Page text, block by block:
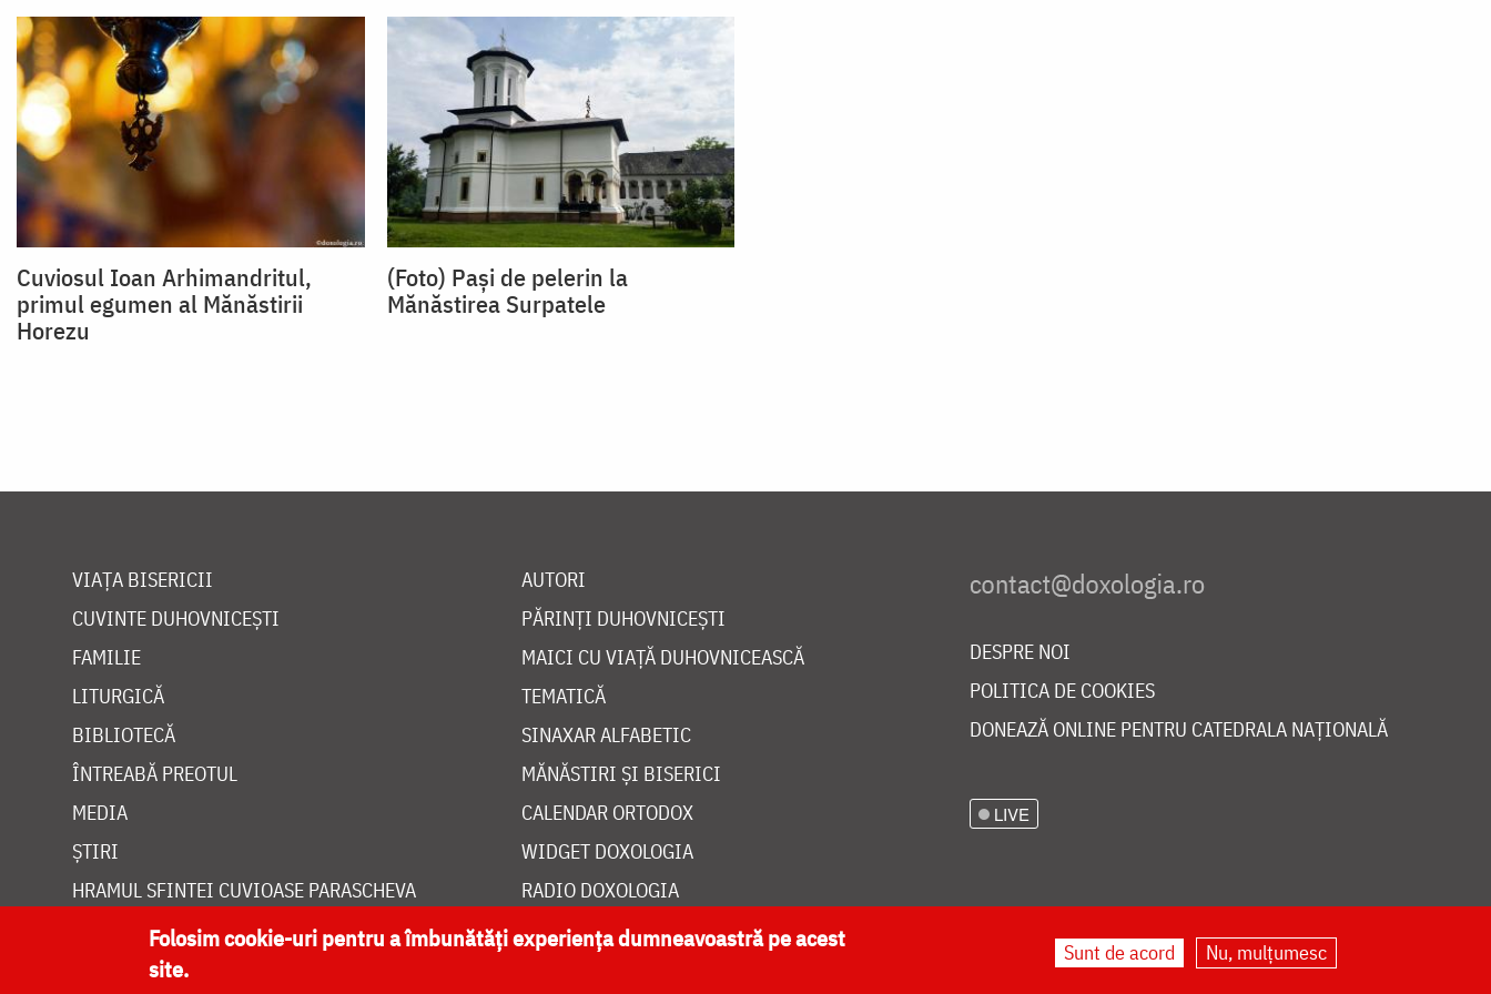
Cuviosul Ioan Arhimandritul,
primul egumen al Mănăstirii
Horezu
(Foto) Pași de pelerin la
Mănăstirea Surpatele
VIAȚA BISERICII
CUVINTE DUHOVNICEȘTI
FAMILIE
LITURGICĂ
BIBLIOTECĂ
ÎNTREABĂ PREOTUL
MEDIA
ȘTIRI
HRAMUL SFINTEI CUVIOASE PARASCHEVA
AUTORI
PĂRINȚI DUHOVNICEȘTI
MAICI CU VIAȚĂ DUHOVNICEASCĂ
TEMATICĂ
SINAXAR ALFABETIC
MĂNĂSTIRI ȘI BISERICI
CALENDAR ORTODOX
WIDGET DOXOLOGIA
RADIO DOXOLOGIA
DESPRE NOI
POLITICA DE COOKIES
DONEAZĂ ONLINE PENTRU CATEDRALA NAȚIONALĂ
LIVE
Folosim cookie-uri pentru a îmbunătăți experiența dumneavoastră pe acest
site.
Sunt de acord Nu, mulțumesc